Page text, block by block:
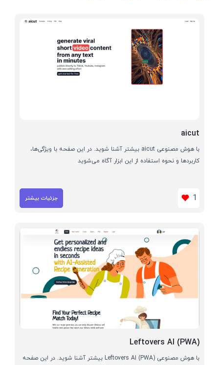
aicut
با هوش مصنوعی aicut بیشتر آشنا شوید. در این صفحه با ویژگی‌ها،
کاربردها و نحوه استفاده از این ابزار آگاه می‌شوید
1 جزئیات بیشتر
Leftovers AI (PWA)
با هوش مصنوعی Leftovers AI (PWA) بیشتر آشنا شوید. در این صفحه